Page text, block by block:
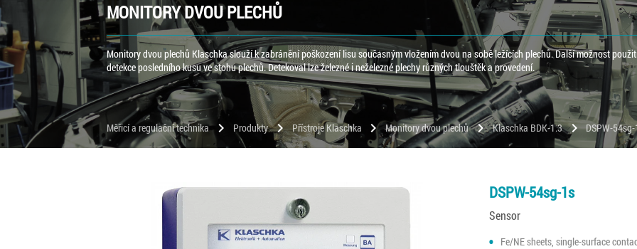
MONITORY DVOU PLECHŮ
Monitory dvou plechů Klaschka slouží k zabránění poškození lisu současným vložením dvou na sobě ležících plechů. Další možnost
detekce posledního kusu ve stohu plechů. Detekoval lze železné i neželezné plechy různých tlouštěk a provedení.
Měřicí a regulační technika chevron_right Produkty chevron_right Přístroje Klaschka chevron_right Monitory dvou plechů chevron_right Klaschka BDK-1.3 chevron_right DSPW-
DSPW-54sg-1s
Sensor
Fe/NE sheets, single-surface